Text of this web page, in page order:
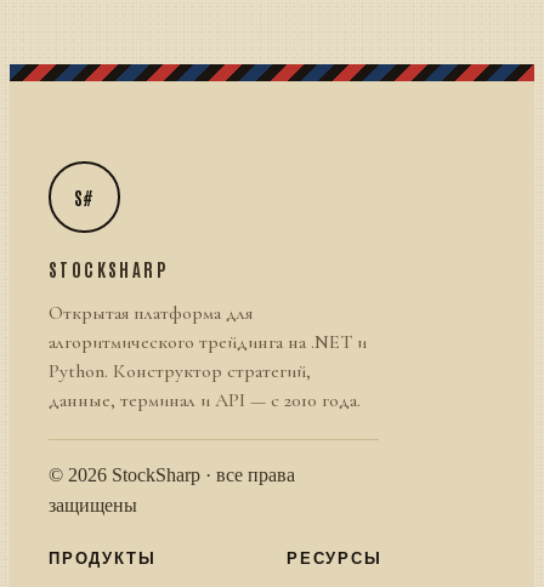
S#
STOCKSHARP
Открытая платформа для
алгоритмического трейдинга на .NET и
Python. Конструктор стратегий,
данные, терминал и API — с 2010 года.
© 2026 StockSharp · все права
защищены
ПРОДУКТЫ РЕСУРСЫ